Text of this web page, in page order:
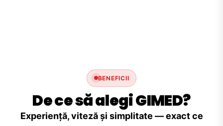
BENEFICII
De ce să alegi GIMED?
Experiență, viteză și simplitate — exact ce